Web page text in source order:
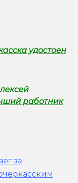
удостоен
работник
за